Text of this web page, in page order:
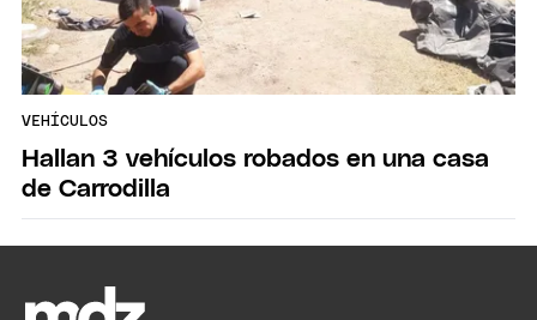
VEHÍCULOS
Hallan 3 vehículos robados en una casa
de Carrodilla